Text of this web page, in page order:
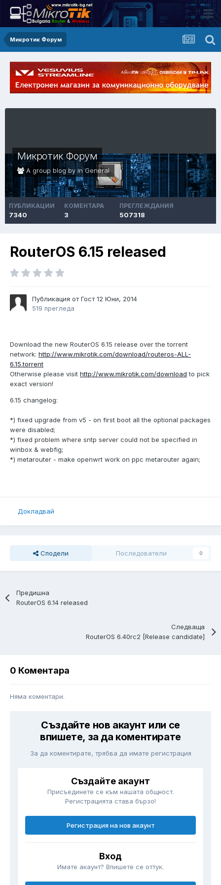
Микротик Форум
Микротик Форум
A group blog by inGeneral
ПУБЛИКАЦИИ
7340
КОМЕНТАРА
3
ПРЕГЛЕЖДАНИЯ
507318
RouterOS 6.15 released
Публикация от Гост12 Юни, 2014
519 прегледа
Download the new RouterOS 6.15 release over the torrent
network: http://www.mikrotik.com/download/routeros-ALL-
6.15.torrent
Otherwise please visit http://www.mikrotik.com/download to pick
exact version!
6.15 changelog:
*) fixed upgrade from v5 - on first boot all the optional packages
were disabled;
*) fixed problem where sntp server could not be specified in
winbox & webfig;
*) metarouter - make openwrt work on ppc metarouter again;
Докладвай
Сподели Последователи 0
Предишна
RouterOS 6.14 released
Следваща
RouterOS 6.40rc2 [Release candidate]
0 Коментара
Няма коментари.
Създайте нов акаунт или се
впишете, за да коментирате
За да коментирате, трябва да имате регистрация
Създайте акаунт
Присъединете се към нашата общност.
Регистрацията става бързо!
Регистрация на нов акаунт
Вход
Имате акаунт? Впишете се оттук.